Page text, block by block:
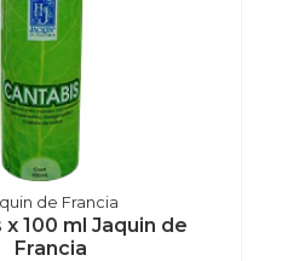
de Francia
x 100 ml Jaquin de
Francia